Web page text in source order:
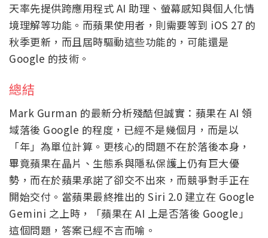
天率先提供跨應用程式 AI 助理、螢幕感知與個人化情
境理解等功能。而蘋果使用者，則需要等到 iOS 27 的
秋季更新，而且屆時驅動這些功能的，可能還是
Google 的技術。
總結
Mark Gurman 的最新分析殘酷但誠實：蘋果在 AI 領
域落後 Google 的程度，已經不是幾個月，而是以
「年」為單位計算。更核心的問題不在於落後本身，
畢竟蘋果在晶片、生態系與隱私保護上仍有巨大優
勢，而在於蘋果承諾了卻交不出來，而競爭對手正在
開始交付。當蘋果最終推出的 Siri 2.0 建立在 Google
Gemini 之上時，「蘋果在 AI 上是否落後 Google」
這個問題，答案已經不言而喻。